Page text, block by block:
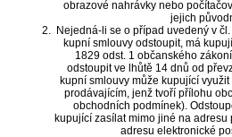
obrazové nahrávky nebo
jejich
Nejedná-li se o případ uvedený v
kupní smlouvy odstoupit, má
1829 odst. 1 občanského
odstoupit ve lhůtě 14 dnů od
kupní smlouvy může kupující využit
prodávajícím, jenž tvoří přílohu
obchodních podmínek).
kupující zasílat mimo jiné na
adresu elektronické